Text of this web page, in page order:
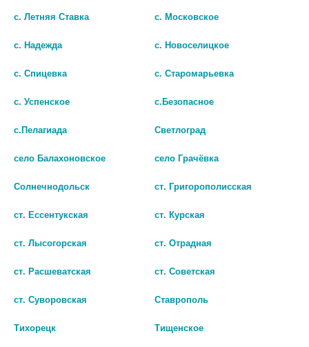
В КОРЗИНУ
ОКТЕНИСЕПТ 50МЛ. СР-ВО
Д/НАР. ПРИМ. ФЛ. СПРЕЙ
ОКТЕНИСЕПТ 250МЛ. СР-ВО
Д/НАР. ПРИМ. ФЛ.
с. Летняя Ставка с. Московское
с. Надежда с. Новоселицкое
с. Спицевка с. Старомарьевка
с. Успенское с.Безопасное
с.Пелагиада Светлоград
село Балахоновское село Грачёвка
Солнечнодольск ст. Григорополисская
ст. Ессентукская ст. Курская
ст. Лысогорская ст. Отрадная
ст. Расшеватская ст. Советская
ст. Суворовская Ставрополь
Тихорецк Тищенское